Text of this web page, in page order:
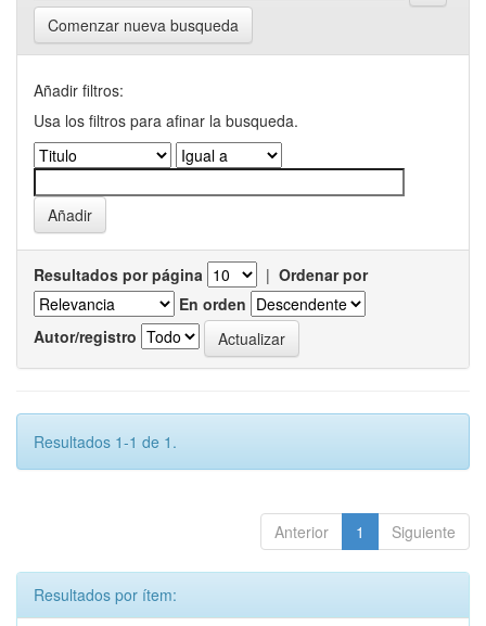
Comenzar nueva busqueda
Añadir filtros:
Usa los filtros para afinar la busqueda.
Resultados por página | Ordenar por
En orden
Autor/registro
Resultados 1-1 de 1.
Anterior 1 Siguiente
Resultados por ítem: